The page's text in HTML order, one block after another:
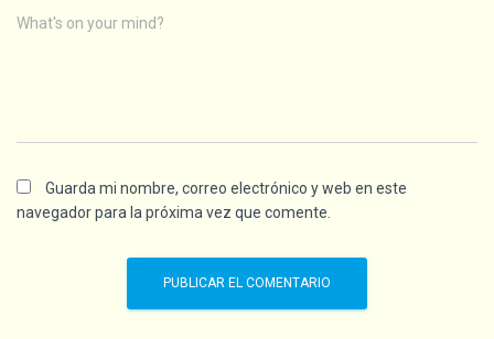
What's on your mind?
Guarda mi nombre, correo electrónico y web en este
navegador para la próxima vez que comente.